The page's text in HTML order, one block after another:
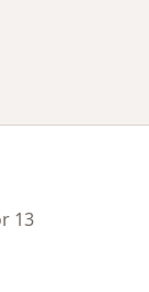
13